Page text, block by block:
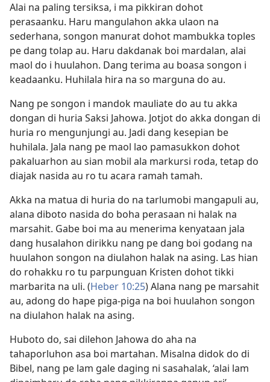
Alai na paling tersiksa, i ma pikkiran dohot
perasaanku. Haru mangulahon akka ulaon na
sederhana, songon manurat dohot mambukka toples
pe dang tolap au. Haru dakdanak boi mardalan, alai
maol do i huulahon. Dang terima au boasa songon i
keadaanku. Huhilala hira na so marguna do au.
Nang pe songon i mandok mauliate do au tu akka
dongan di huria Saksi Jahowa. Jotjot do akka dongan di
huria ro mengunjungi au. Jadi dang kesepian be
huhilala. Jala nang pe maol lao pamasukkon dohot
pakaluarhon au sian mobil ala markursi roda, tetap do
diajak nasida au ro tu acara ramah tamah.
Akka na matua di huria do na tarlumobi mangapuli au,
alana diboto nasida do boha perasaan ni halak na
marsahit. Gabe boi ma au menerima kenyataan jala
dang husalahon dirikku nang pe dang boi godang na
huulahon songon na diulahon halak na asing. Las hian
do rohakku ro tu parpunguan Kristen dohot tikki
marbarita na uli. (Heber 10:25) Alana nang pe marsahit
au, adong do hape piga-piga na boi huulahon songon
na diulahon halak na asing.
Huboto do, sai dilehon Jahowa do aha na
tahaporluhon asa boi martahan. Misalna didok do di
Bibel, nang pe lam gale daging ni sasahalak, ‘alai lam